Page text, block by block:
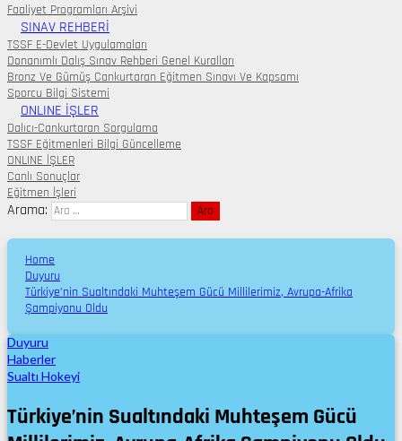
Faaliyet Programları Arşivi
SINAV REHBERI
TSSF E-Devlet Uygulamaları
Donanımlı Dalış Sınav Rehberi Genel Kuralları
Bronz Ve Gümüş Cankurtaran Eğitmen Sınavı Ve Kapsamı
Sporcu Bilgi Sistemi
ONLINE İŞLER
Dalıcı-Cankurtaran Sorgulama
TSSF Eğitmenleri Bilgi Güncelleme
ONLINE İŞLER
Canlı Sonuçlar
Eğitmen İşleri
Arama:
Home
Duyuru
Türkiye’nin Sualtındaki Muhteşem Gücü Millilerimiz, Avrupa-Afrika
Şampiyonu Oldu
Duyuru
Haberler
Sualtı Hokeyi
Türkiye’nin Sualtındaki Muhteşem Gücü